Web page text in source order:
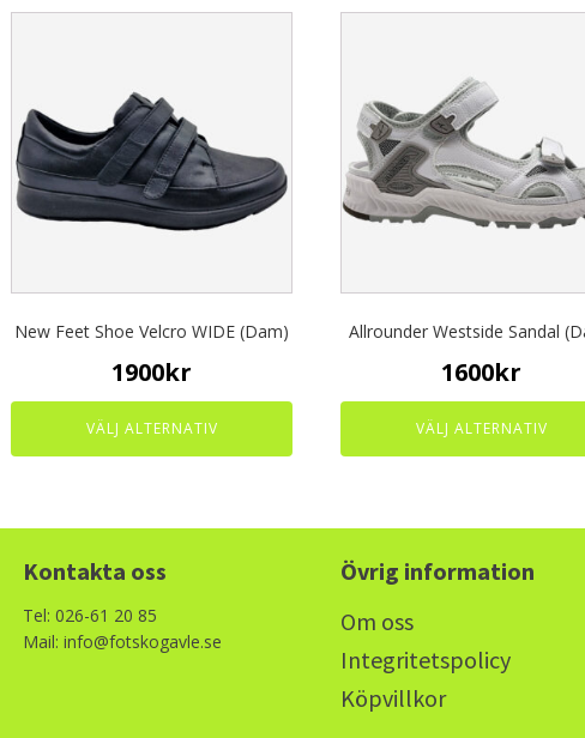
New Feet Shoe Velcro WIDE (Dam)
1900kr
VÄLJ ALTERNATIV
variants.
The
options
may
on
product
Allrounder Westside Sandal
1600kr
VÄLJ ALTERNATIV
multiple
variants.
The
options
may
on
product
Kontakta oss
Tel: 026-61 20 85
Mail: info@fotskogavle.se
Övrig information
Om oss
Integritetspolicy
Köpvillkor